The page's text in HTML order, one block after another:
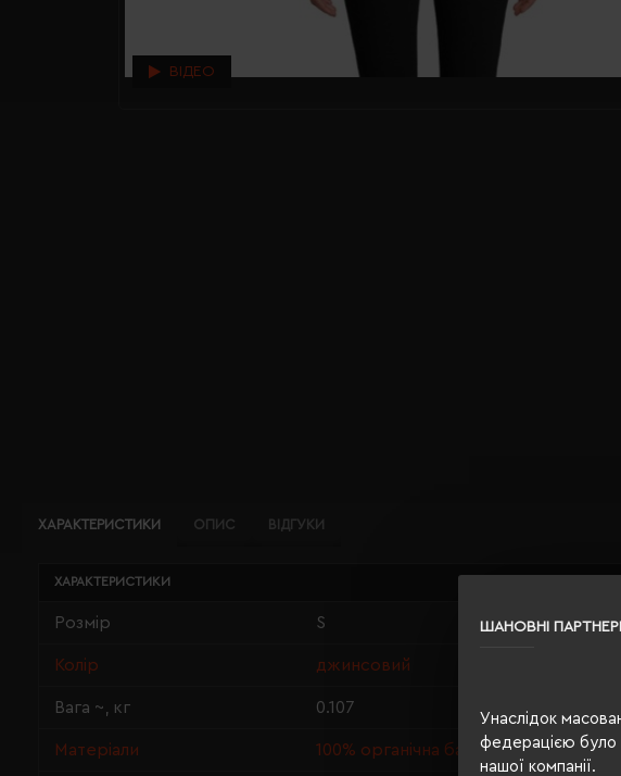
ШАНОВНІ
Унаслідок
федерацією було
нашої компанії.
ВІДЕО
ХАРАКТЕРИСТИКИ ОПИС ВІДГУКИ
ХАРАКТЕРИСТИКИ
Розмір S
Колір джинсовий
Вага ~, кг 0.107
Матеріали 100% органічна бавовна